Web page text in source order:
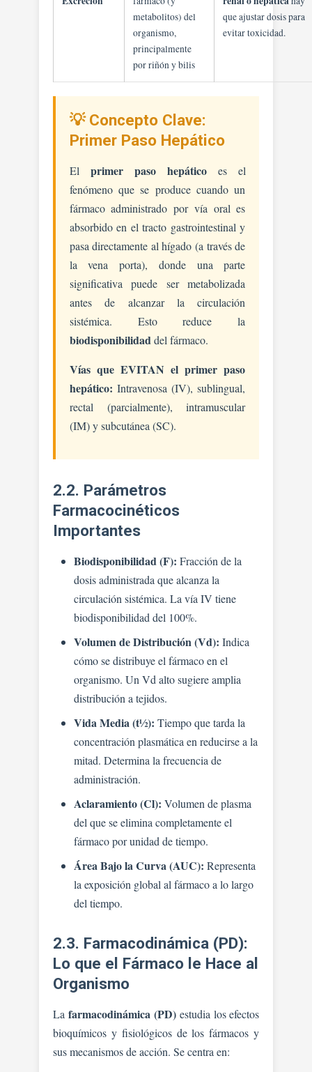
metabolitos) del
organismo,
principalmente
por riñón y bilis
que ajustar dosis para
evitar toxicidad.
💡 Concepto Clave:
Primer Paso Hepático
El primer paso hepáticoes el
fenómeno que se produce cuando un
fármaco administrado por vía oral es
absorbido en el tracto gastrointestinal y
pasa directamente al hígado (a través de
la vena porta), donde una parte
significativa puede ser metabolizada
antes de alcanzar la circulación
sistémica. Esto reduce la
biodisponibilidad del fármaco.
Vías que EVITAN el primer paso
hepático: Intravenosa (IV), sublingual,
rectal (parcialmente), intramuscular
(IM) y subcutánea (SC).
2.2. Parámetros
Farmacocinéticos
Importantes
Biodisponibilidad (F): Fracción de la
dosis administrada que alcanza la
circulación sistémica. La vía IV tiene
biodisponibilidad del 100%.
Volumen de Distribución (Vd): Indica
cómo se distribuye el fármaco en el
organismo. Un Vd alto sugiere amplia
distribución a tejidos.
Vida Media (t½): Tiempo que tarda la
concentración plasmática en reducirse a la
mitad. Determina la frecuencia de
administración.
Aclaramiento (Cl): Volumen de plasma
del que se elimina completamente el
fármaco por unidad de tiempo.
Área Bajo la Curva (AUC): Representa
la exposición global al fármaco a lo largo
del tiempo.
2.3. Farmacodinámica (PD):
Lo que el Fármaco le Hace al
Organismo
La farmacodinámica (PD)estudia los efectos
bioquímicos y fisiológicos de los fármacos y
sus mecanismos de acción. Se centra en: